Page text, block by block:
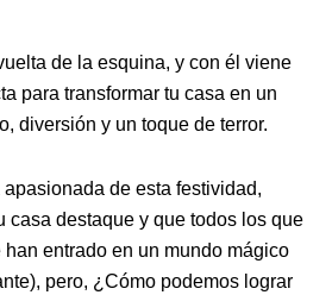
de la esquina, y con él viene
para transformar tu casa en un
diversión y un toque de terror.
de esta festividad,
casa destaque y que todos los que
han entrado en un mundo mágico
pero, ¿Cómo podemos lograr